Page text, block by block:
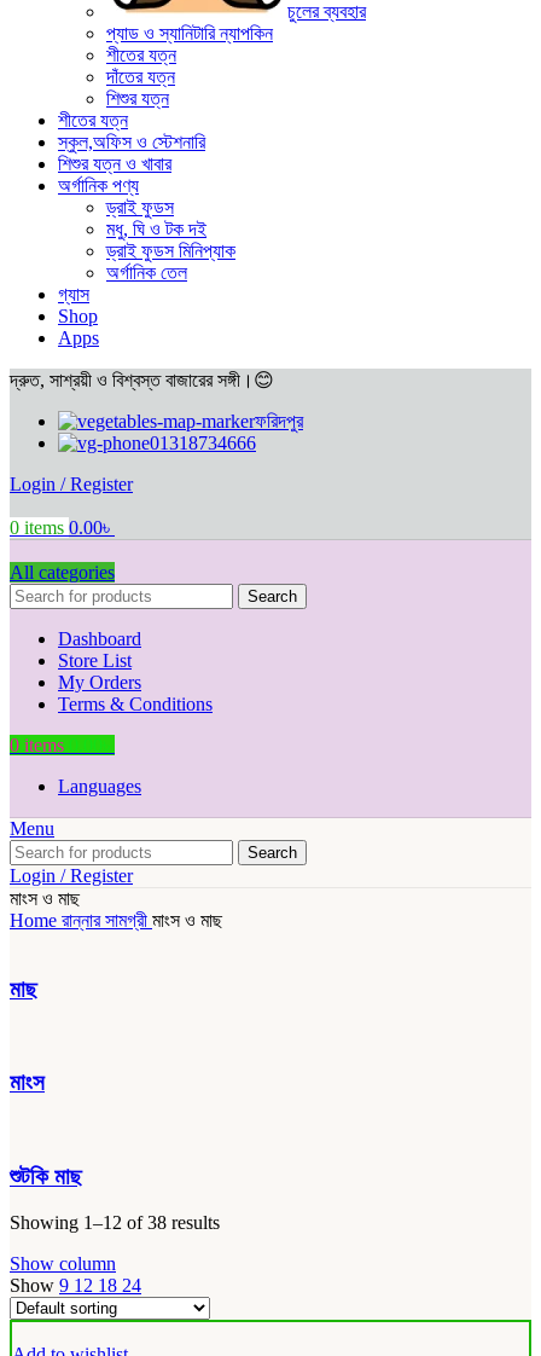
চুলের ব্যবহার
প্যাড ও স্যানিটারি ন্যাপকিন
শীতের যত্ন
দাঁতের যত্ন
শিশুর যত্ন
শীতের যত্ন
স্কুল,অফিস ও স্টেশনারি
শিশুর যত্ন ও খাবার
অর্গানিক পণ্য
ড্রাই ফুডস
মধু, ঘি ও টক দই
ড্রাই ফুডস মিনিপ্যাক
অর্গানিক তেল
গ্যাস
Shop
Apps
দ্রুত, সাশ্রয়ী ও বিশ্বস্ত বাজারের সঙ্গী।😊
ফরিদপুর
01318734666
Login / Register
0 items 0.00৳
All categories
Search
Dashboard
Store List
My Orders
Terms & Conditions
0 items
Languages
Menu
Search
Login / Register
মাংস ও মাছ
Home রান্নার সামগ্রী মাংস ও মাছ
মাছ
মাংস
শুটকি মাছ
Showing 1–12 of 38 results
Show column
Show 9 12 18 24